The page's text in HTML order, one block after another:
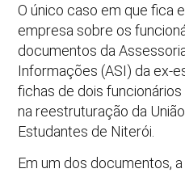
O único caso em que fica
empresa sobre os
documentos da
Informações (ASI) da ex-
fichas de dois
na reestruturação da
Estudantes de Niterói.
Em um dos documentos,